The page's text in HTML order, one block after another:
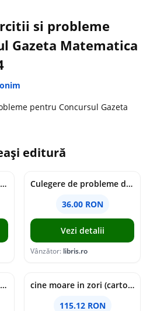
si probleme
Gazeta Matematica
pentru Concursul Gazeta
editură
Culegere de probleme de matematica - Clasa 7 - Ioana Monalisa Manea
Culegere de probleme de matematica - Clasa 6 - Ioana Monalisa Manea, Cristina Neagoe
36.00 RON
Vezi detalii
Vânzător: libris.ro
Culegere de probleme de matematica - Clasa 5 - Ioana Monalisa Manea, Cristina Neagoe
cine moare in zori (cartonata) - holly jackson
115.12 RON